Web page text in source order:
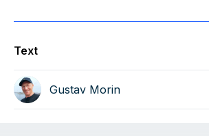
Text
Gustav Morin